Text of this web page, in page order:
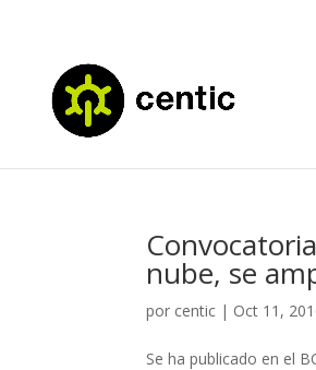
nube, se
por centic | Oct 11,
Se ha publicado en el